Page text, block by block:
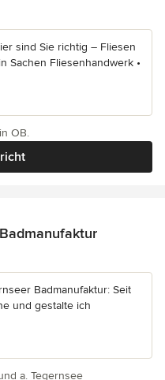
5 Sternen
sind Sie richtig – Fliesen
Sachen Fliesenhandwerk •
OB.
5 Sternen
Badmanufaktur: Seit
und gestalte ich
a. Tegernsee